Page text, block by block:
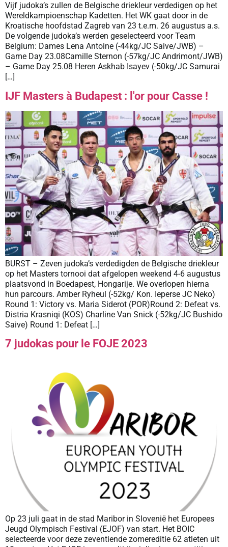
Vijf judoka’s zullen de Belgische driekleur verdedigen op het
Wereldkampioenschap Kadetten. Het WK gaat door in de
Kroatische hoofdstad Zagreb van 23 t.e.m. 26 augustus a.s.
De volgende judoka’s werden geselecteerd voor Team
Belgium: Dames Lena Antoine (-44kg/JC Saive/JWB) –
Game Day 23.08Camille Sternon (-57kg/JC Andrimont/JWB)
– Game Day 25.08 Heren Askhab Isayev (-50kg/JC Samurai
[…]
IJF Masters à Budapest : l'or pour Casse !
BURST – Zeven judoka’s verdedigden de Belgische driekleur
op het Masters tornooi dat afgelopen weekend 4-6 augustus
plaatsvond in Boedapest, Hongarije. We overlopen hierna
hun parcours. Amber Ryheul (-52kg/ Kon. Ieperse JC Neko)
Round 1: Victory vs. Maria Siderot (POR)Round 2: Defeat vs.
Distria Krasniqi (KOS) Charline Van Snick (-52kg/JC Bushido
Saive) Round 1: Defeat […]
7 judokas pour le FOJE 2023
Op 23 juli gaat in de stad Maribor in Slovenië het Europees
Jeugd Olympisch Festival (EJOF) van start. Het BOIC
selecteerde voor deze zeventiende zomereditie 62 atleten uit